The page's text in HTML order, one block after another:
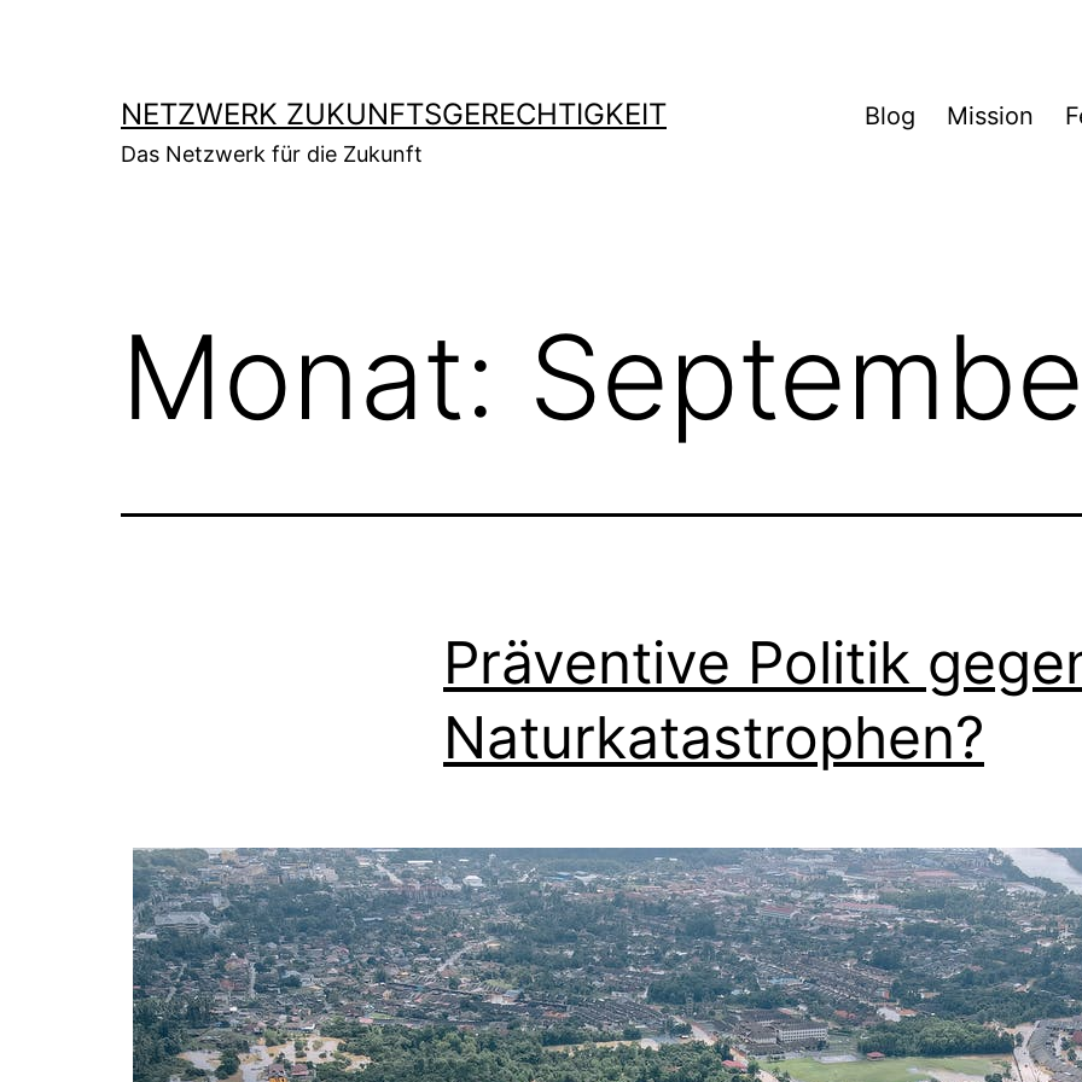
NETZWERK ZUKUNFTSGERECHTIGKEIT
Das Netzwerk für die Zukunft
Blog Mission
Monat:
Präventive Politik
Naturkatastrophen?